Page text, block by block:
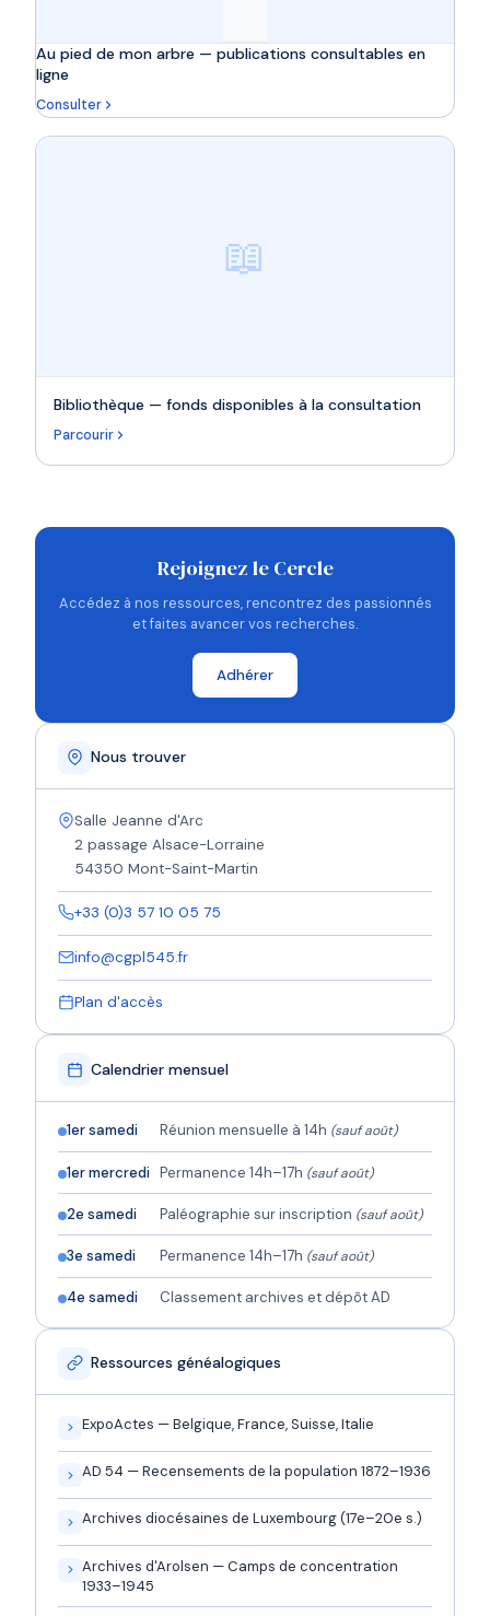
Au pied de mon arbre — publications consultables en
ligne
Consulter
📖
Bibliothèque — fonds disponibles à la consultation
Parcourir
Rejoignez le Cercle
Accédez à nos ressources, rencontrez des passionnés
et faites avancer vos recherches.
Adhérer
Nous trouver
Salle Jeanne d'Arc
2 passage Alsace-Lorraine
54350 Mont-Saint-Martin
+33 (0)3 57 10 05 75
info@cgpl545.fr
Plan d'accès
Calendrier mensuel
1er samedi Réunion mensuelle à 14h (sauf août)
1er mercredi Permanence 14h–17h (sauf août)
2e samedi Paléographie sur inscription (sauf août)
3e samedi Permanence 14h–17h (sauf août)
4e samedi Classement archives et dépôt AD
Ressources généalogiques
ExpoActes — Belgique, France, Suisse, Italie
AD 54 — Recensements de la population 1872–1936
Archives diocésaines de Luxembourg (17e–20e s.)
Archives d'Arolsen — Camps de concentration
1933–1945